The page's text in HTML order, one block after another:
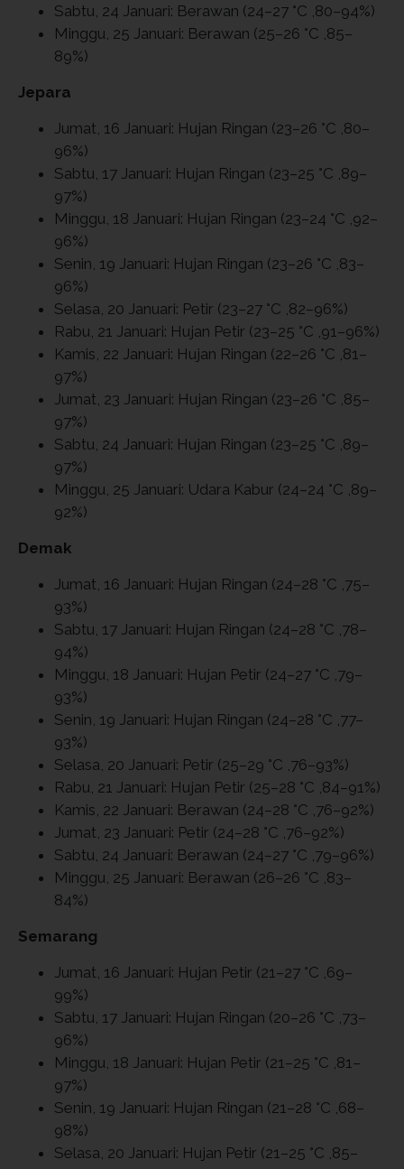
Sabtu, 24 Januari: Berawan (24–27 °C ,80–94%)
Minggu, 25 Januari: Berawan (25–26 °C ,85–
89%)
Jepara
Jumat, 16 Januari: Hujan Ringan (23–26 °C ,80–
96%)
Sabtu, 17 Januari: Hujan Ringan (23–25 °C ,89–
97%)
Minggu, 18 Januari: Hujan Ringan (23–24 °C ,92–
96%)
Senin, 19 Januari: Hujan Ringan (23–26 °C ,83–
96%)
Selasa, 20 Januari: Petir (23–27 °C ,82–96%)
Rabu, 21 Januari: Hujan Petir (23–25 °C ,91–96%)
Kamis, 22 Januari: Hujan Ringan (22–26 °C ,81–
97%)
Jumat, 23 Januari: Hujan Ringan (23–26 °C ,85–
97%)
Sabtu, 24 Januari: Hujan Ringan (23–25 °C ,89–
97%)
Minggu, 25 Januari: Udara Kabur (24–24 °C ,89–
92%)
Demak
Jumat, 16 Januari: Hujan Ringan (24–28 °C ,75–
93%)
Sabtu, 17 Januari: Hujan Ringan (24–28 °C ,78–
94%)
Minggu, 18 Januari: Hujan Petir (24–27 °C ,79–
93%)
Senin, 19 Januari: Hujan Ringan (24–28 °C ,77–
93%)
Selasa, 20 Januari: Petir (25–29 °C ,76–93%)
Rabu, 21 Januari: Hujan Petir (25–28 °C ,84–91%)
Kamis, 22 Januari: Berawan (24–28 °C ,76–92%)
Jumat, 23 Januari: Petir (24–28 °C ,76–92%)
Sabtu, 24 Januari: Berawan (24–27 °C ,79–96%)
Minggu, 25 Januari: Berawan (26–26 °C ,83–
84%)
Semarang
Jumat, 16 Januari: Hujan Petir (21–27 °C ,69–
99%)
Sabtu, 17 Januari: Hujan Ringan (20–26 °C ,73–
96%)
Minggu, 18 Januari: Hujan Petir (21–25 °C ,81–
97%)
Senin, 19 Januari: Hujan Ringan (21–28 °C ,68–
98%)
Selasa, 20 Januari: Hujan Petir (21–25 °C ,85–